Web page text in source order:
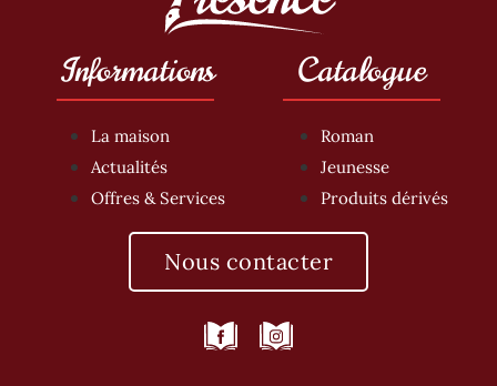
Informations
La maison
Actualités
Offres & Services
Catalogue
Roman
Jeunesse
Produits dérivés
Nous contacter